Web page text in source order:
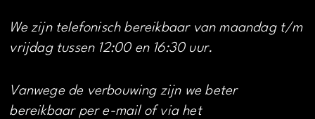
We zijn telefonisch bereikbaar van maandag t/m
vrijdag tussen 12:00 en 16:30 uur.
Vanwege de verbouwing zijn we beter
bereikbaar per e-mail of via het